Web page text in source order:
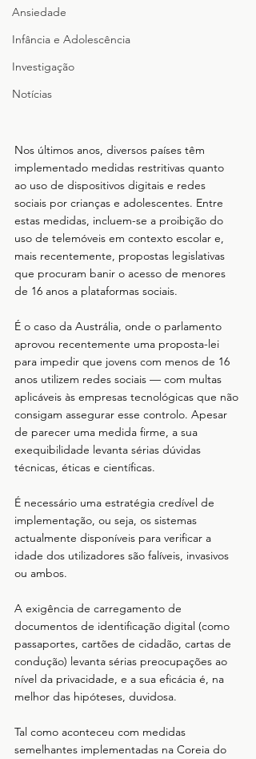
Ansiedade
Infância e Adolescência
Investigação
Notícias
Nos últimos anos, diversos países têm
implementado medidas restritivas quanto
ao uso de dispositivos digitais e redes
sociais por crianças e adolescentes. Entre
estas medidas, incluem-se a proibição do
uso de telemóveis em contexto escolar e,
mais recentemente, propostas legislativas
que procuram banir o acesso de menores
de 16 anos a plataformas sociais.
É o caso da Austrália, onde o parlamento
aprovou recentemente uma proposta-lei
para impedir que jovens com menos de 16
anos utilizem redes sociais — com multas
aplicáveis às empresas tecnológicas que não
consigam assegurar esse controlo. Apesar
de parecer uma medida firme, a sua
exequibilidade levanta sérias dúvidas
técnicas, éticas e científicas.
É necessário uma estratégia credível de
implementação, ou seja, os sistemas
actualmente disponíveis para verificar a
idade dos utilizadores são falíveis, invasivos
ou ambos.
A exigência de carregamento de
documentos de identificação digital (como
passaportes, cartões de cidadão, cartas de
condução) levanta sérias preocupações ao
nível da privacidade, e a sua eficácia é, na
melhor das hipóteses, duvidosa.
Tal como aconteceu com medidas
semelhantes implementadas na Coreia do